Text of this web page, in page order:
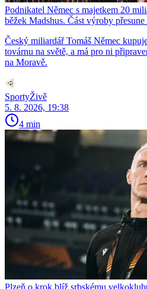
Podnikatel Němec s majetkem 20
běžek Madshus. Část výroby
Český miliardář Tomáš Němec
továrnu na světě, a má pro ni
na Moravě.
SportyŽivě
5. 8. 2026, 19:38
4 min